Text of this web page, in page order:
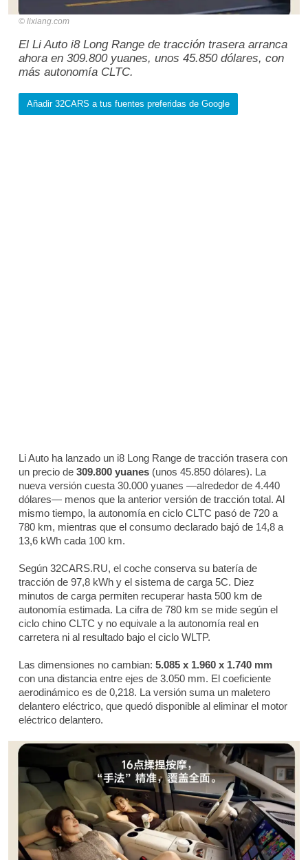
lixiang.com
El Li Auto i8 Long Range de tracción trasera arranca
ahora en 309.800 yuanes, unos 45.850 dólares, con
más autonomía CLTC.
Añadir 32CARS a tus fuentes preferidas de Google
Li Auto ha lanzado un i8 Long Range de tracción trasera con
un precio de 309.800 yuanes (unos 45.850 dólares). La
nueva versión cuesta 30.000 yuanes —alrededor de 4.440
dólares— menos que la anterior versión de tracción total. Al
mismo tiempo, la autonomía en ciclo CLTC pasó de 720 a
780 km, mientras que el consumo declarado bajó de 14,8 a
13,6 kWh cada 100 km.
Según 32CARS.RU, el coche conserva su batería de
tracción de 97,8 kWh y el sistema de carga 5C. Diez
minutos de carga permiten recuperar hasta 500 km de
autonomía estimada. La cifra de 780 km se mide según el
ciclo chino CLTC y no equivale a la autonomía real en
carretera ni al resultado bajo el ciclo WLTP.
Las dimensiones no cambian: 5.085 x 1.960 x 1.740 mm
con una distancia entre ejes de 3.050 mm. El coeficiente
aerodinámico es de 0,218. La versión suma un maletero
delantero eléctrico, que quedó disponible al eliminar el motor
eléctrico delantero.